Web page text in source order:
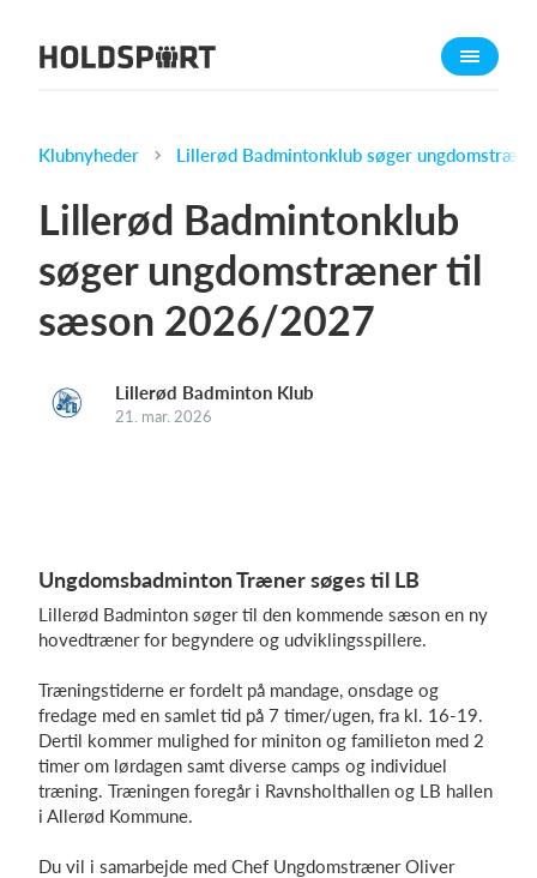
Om Holdsport
Presseomtale
Funktioner
Kalender
Hjemmeside
Webshop
Log på
Klubnyheder Lillerød Badmintonklub søger
Lillerød Badmintonklub
søger ungdomstræner til
sæson 2026/2027
Lillerød Badminton Klub
21. mar. 2026
Ungdomsbadminton Træner søges til LB
Lillerød Badminton søger til den kommende sæson en ny
hovedtræner for begyndere og udviklingsspillere.
Træningstiderne er fordelt på mandage, onsdage og
fredage med en samlet tid på 7 timer/ugen, fra kl. 16-19.
Dertil kommer mulighed for miniton og familieton med 2
timer om lørdagen samt diverse camps og individuel
træning. Træningen foregår i Ravnsholthallen og LB hallen
i Allerød Kommune.
Du vil i samarbejde med Chef Ungdomstræner Oliver